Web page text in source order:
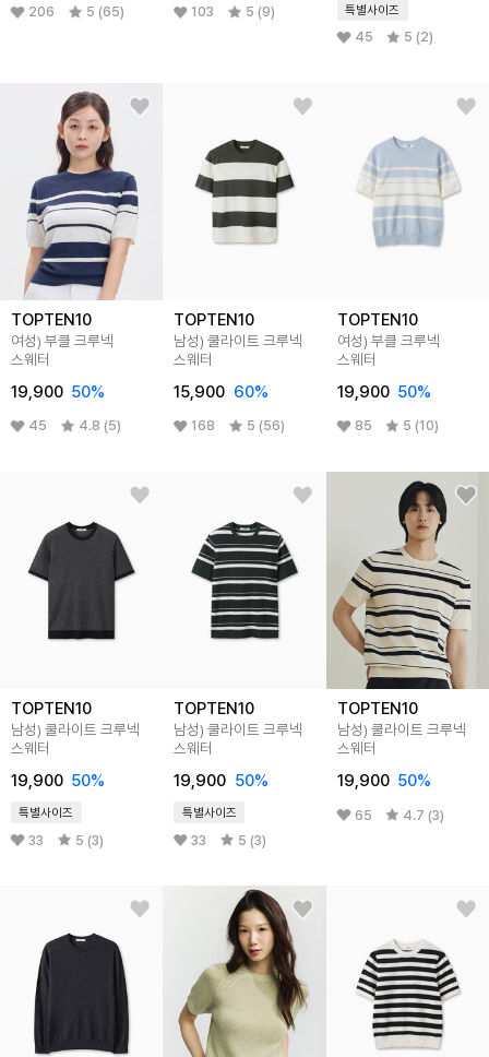
206 5 (65) 103 5 (9) 특별사이즈
45 5 (2)
TOPTEN10
여성) 부클 크루넥
스웨터
19,900 50%
45 4.8 (5)
TOPTEN10
남성) 쿨라이트 크루넥
스웨터
15,900 60%
168 5 (56)
TOPTEN10
여성) 부클 크루넥
스웨터
19,900 50%
85 5 (10)
TOPTEN10
남성) 쿨라이트 크루넥
스웨터
19,900 50%
특별사이즈
33 5 (3)
TOPTEN10
남성) 쿨라이트 크루넥
스웨터
19,900 50%
특별사이즈
33 5 (3)
TOPTEN10
남성) 쿨라이트 크루넥
스웨터
19,900 50%
65 4.7 (3)